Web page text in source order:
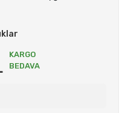
KARGO
BEDAVA